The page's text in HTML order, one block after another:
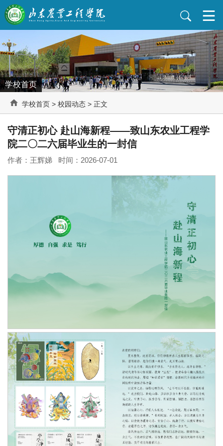
学校首页
学校首页 > 校园动态 > 正文
守清正初心 赴山海新程——致山东农业工程学
院二〇二六届毕业生的一封信
作者：王辉娣 时间：2026-07-01